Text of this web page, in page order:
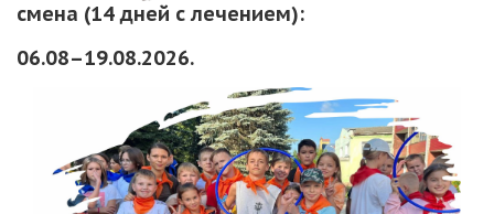
смена (14 дней с лечением):
06.08–19.08.2026.